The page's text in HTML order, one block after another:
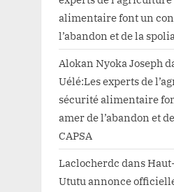
alimentaire font un
l’abandon et de la
Alokan Nyoka Joseph
Uélé:Les experts de
sécurité alimentaire
amer de l’abandon et
CAPSA
Laclocherdc dans
Ututu annonce